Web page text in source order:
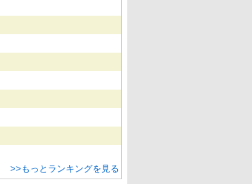
>>もっとランキングを見る